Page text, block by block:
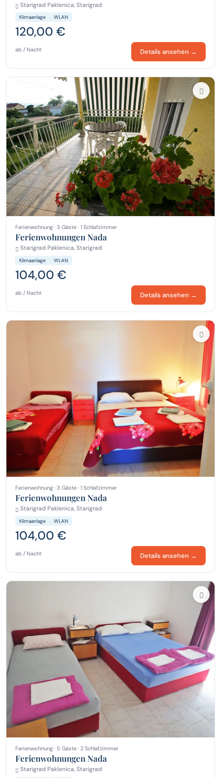
Starigrad Paklenica, Starigrad
Klimaanlage WLAN
120,00 €
ab / Nacht Details ansehen →
Ferienwohnung · 3 Gäste · 1 Schlafzimmer
Ferienwohnungen Nada
Starigrad Paklenica, Starigrad
Klimaanlage WLAN
104,00 €
ab / Nacht Details ansehen →
Ferienwohnung · 3 Gäste · 1 Schlafzimmer
Ferienwohnungen Nada
Starigrad Paklenica, Starigrad
Klimaanlage WLAN
104,00 €
ab / Nacht Details ansehen →
Ferienwohnung · 5 Gäste · 2 Schlafzimmer
Ferienwohnungen Nada
Starigrad Paklenica, Starigrad